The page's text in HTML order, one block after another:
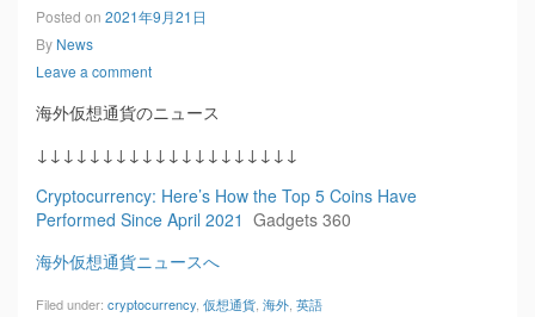
Posted on 2021年9月21日
By News
Leave a comment
海外仮想通貨のニュース
↓↓↓↓↓↓↓↓↓↓↓↓↓↓↓↓↓↓↓↓
Cryptocurrency: Here’s How the Top 5 Coins Have
Performed Since April 2021 Gadgets 360
海外仮想通貨ニュースへ
Filed under: cryptocurrency 仮想通貨 海外 英語